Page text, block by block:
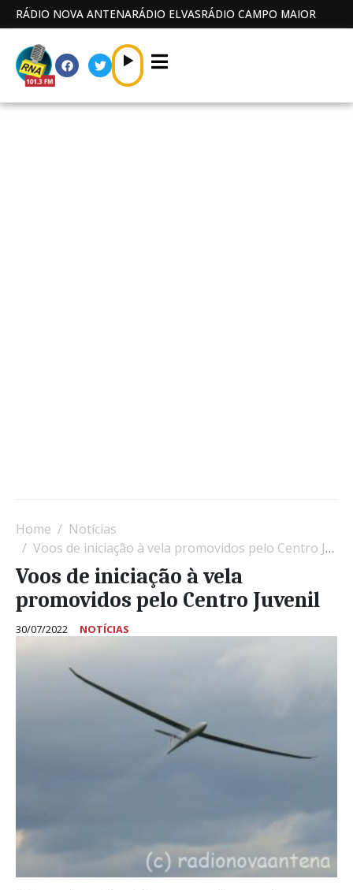
RÁDIO NOVA ANTENARÁDIO ELVASRÁDIO CAMPO MAIOR
Home
Notícias
Voos de iniciação à vela promovidos pelo Centro Juvenil
Voos de iniciação à vela
promovidos pelo Centro Juvenil
30/07/2022 NOTÍCIAS